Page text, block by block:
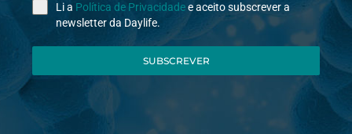
Li a Política de Privacidadee aceito subscrever a
newsletter da Daylife.
SUBSCREVER